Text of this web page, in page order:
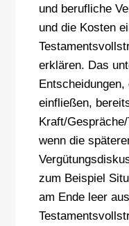
und berufliche
und die Kosten
erklären. Das
einfließen,
Kraft/
wenn die
zum Beispiel
am Ende leer